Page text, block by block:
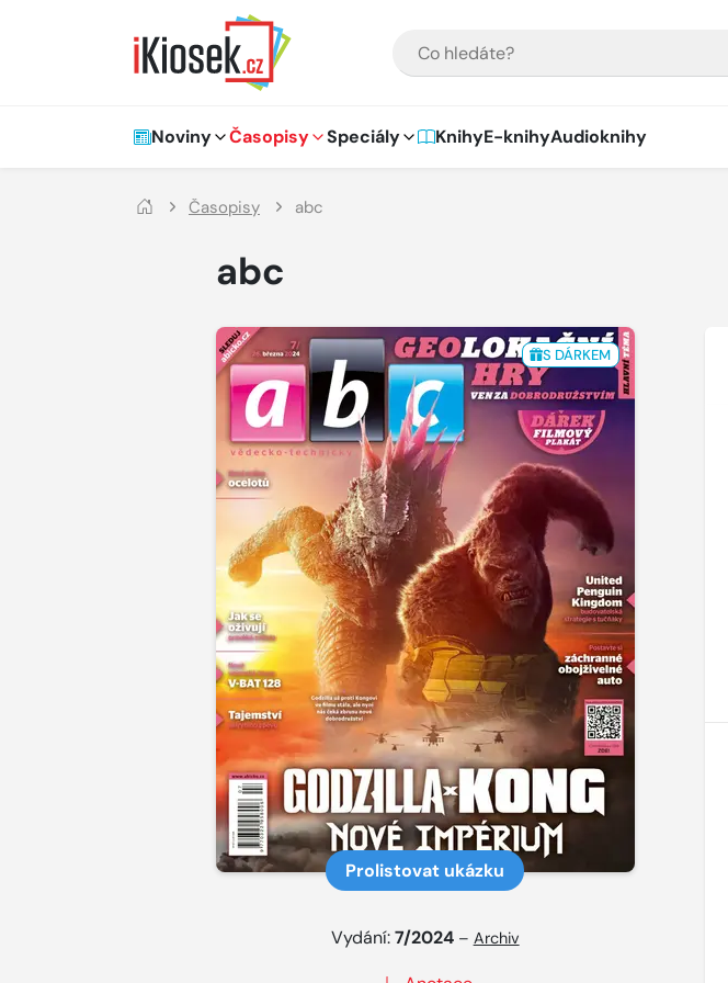
Hlavní navigace
Noviny Časopisy Speciály KnihyE-knihyAudioknihy
Časopisy abc
abc
S DÁRKEM
Prolistovat ukázku
Vydání:7/2024 – Archiv